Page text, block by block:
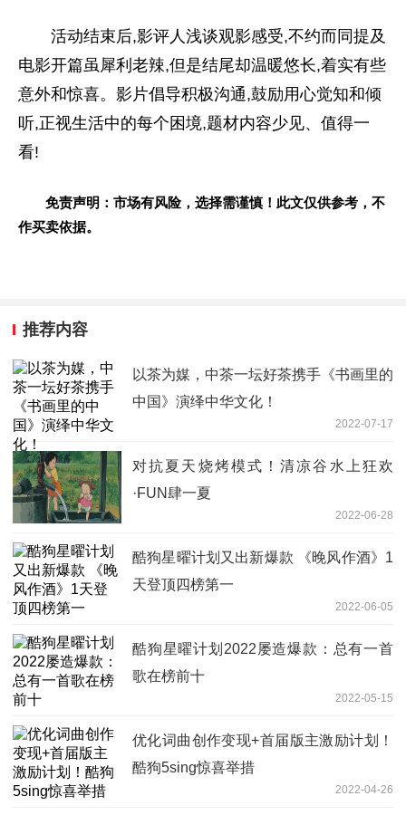
活动结束后,影评人浅谈观影感受,不约而同提及
电影开篇虽犀利老辣,但是结尾却温暖悠长,着实有些
意外和惊喜。影片倡导积极沟通,鼓励用心觉知和倾
听,正视生活中的每个困境,题材内容少见、值得一
看!
免责声明：市场有风险，选择需谨慎！此文仅供参考，不
作买卖依据。
推荐内容
以茶为媒，中茶一坛好茶携手《书画里的
中国》演绎中华文化！
2022-07-17
对抗夏天烧烤模式！清凉谷水上狂欢
·FUN肆一夏
2022-06-28
酷狗星曜计划又出新爆款 《晚风作酒》1
天登顶四榜第一
2022-06-05
酷狗星曜计划2022屡造爆款：总有一首
歌在榜前十
2022-05-15
优化词曲创作变现+首届版主激励计划！
酷狗5sing惊喜举措
2022-04-26